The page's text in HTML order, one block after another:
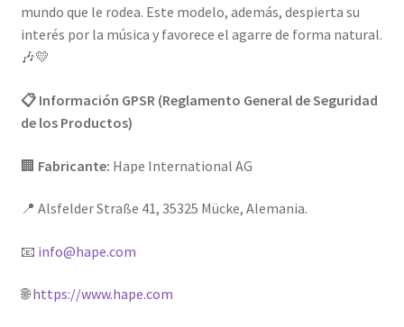
mundo que le rodea. Este modelo, además, despierta su
interés por la música y favorece el agarre de forma natural.
🎶💛
📋 Información GPSR (Reglamento General de Seguridad
de los Productos)
🏢 Fabricante: Hape International AG
📍 Alsfelder Straße 41, 35325 Mücke, Alemania.
📧 info@hape.com
🌐https://www.hape.com